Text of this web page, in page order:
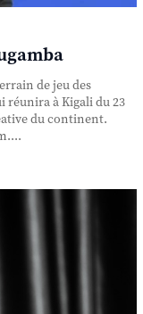
de jeu des
réunira à Kigali du 23
du continent.